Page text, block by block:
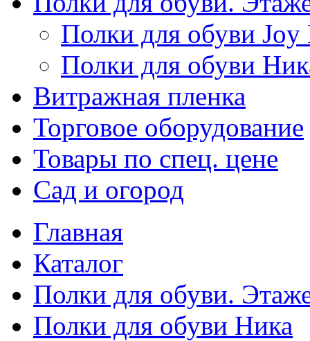
Полки для обуви Joy
Полки для обуви
Витражная пленка
Торговое оборудование
Товары по спец. цене
Сад и огород
Главная
Каталог
Полки для обуви.
Полки для обуви Ника